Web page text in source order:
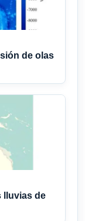
de olas
lluvias de